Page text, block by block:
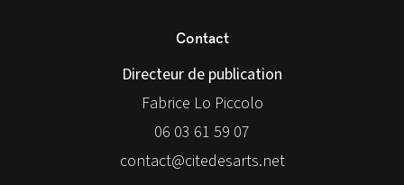
Contact
Directeur de publication
Fabrice Lo Piccolo
06 03 61 59 07
contact@citedesarts.net